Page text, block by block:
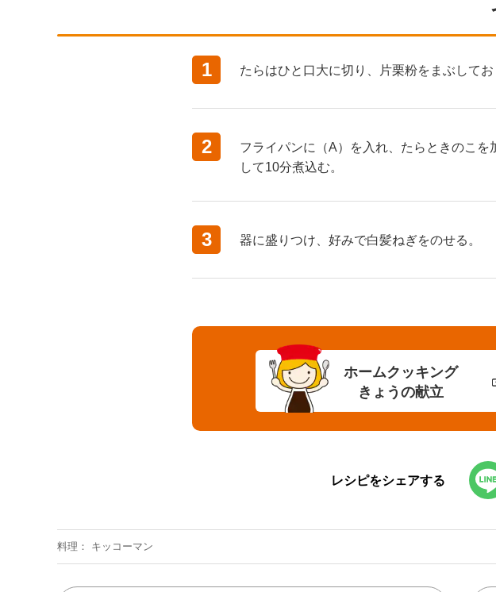
1 たらはひと口大に切り、片栗粉をまぶして
2
フライパンに（A）を入れ、たらときのこ
して10分煮込む。
3 器に盛りつけ、好みで白髪ねぎをのせる。
ホームクッキング
きょうの献立
レシピをシェアする
料理 キッコーマン